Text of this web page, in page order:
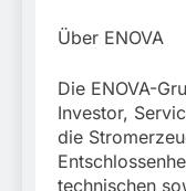
Über ENOVA
Die ENOVA-
Investor,
die
technischen